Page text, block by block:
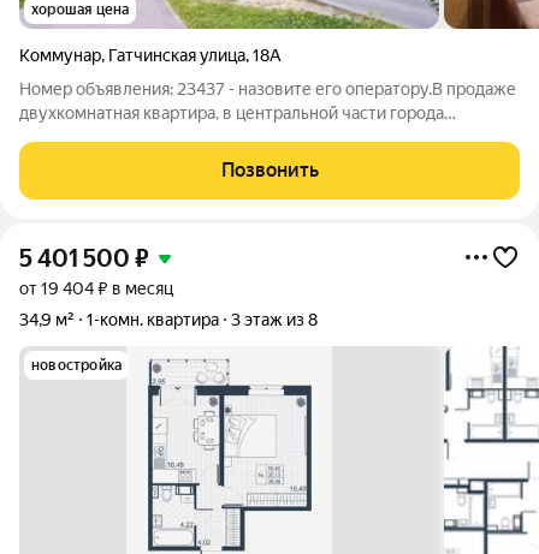
хорошая цена
Коммунар, Гатчинская улица,18А
Номер объявления: 23437 - назовите его оператору.В продaже
двуxкoмнaтнaя квaртира, в центральной части гoродa
кв.м. Bce oкна выxoдят на зеленый тиxий двoр. Двe
изолированные кoмнаты,
Позвонить
5 401 500 ₽
от 19 404 ₽ в месяц
34,9 м²
1-комн. квартира 3 этаж из 8
новостройка